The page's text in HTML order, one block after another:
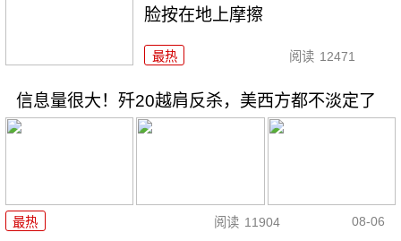
脸按在地上摩擦
最热 阅读 12471
信息量很大！歼20越肩反杀，美西方都不淡定了
最热 阅读 11904 08-06